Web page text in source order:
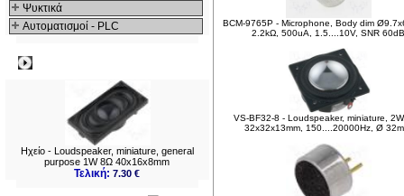
Ψυκτικά
Αυτοματισμοί - PLC
Ηχείο - Loudspeaker, miniature, general
purpose 1W 8Ω 40x16x8mm
Τελική:7.30 €
BCM-9765P - Microphone, Body dim
2.2kΩ, 500uA, 1.5....10V, SNR 60dB
VS-BF32-8 - Loudspeaker, miniature,
32x32x13mm, 150....20000Hz, Ø